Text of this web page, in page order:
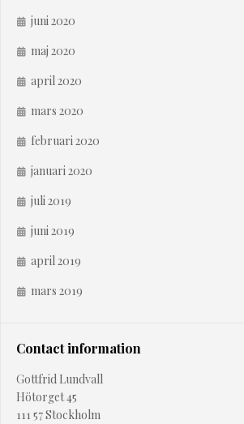
juni 2020
maj 2020
april 2020
mars 2020
februari 2020
januari 2020
juli 2019
juni 2019
april 2019
mars 2019
Contact information
Gottfrid Lundvall
Hötorget 45
111 57 Stockholm